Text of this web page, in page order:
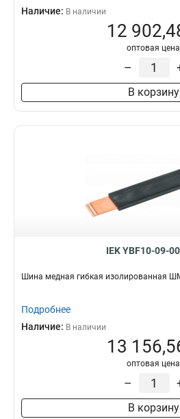
Наличие: В наличии
12
оптовая цена
–
В корзину
IEK YBF10-09-
Шина медная гибкая изолированная
Подробнее
Наличие: В наличии
13
оптовая цена
–
В корзину